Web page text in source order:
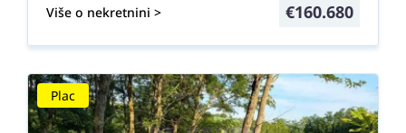
Više o nekretnini > €160.680
Plac